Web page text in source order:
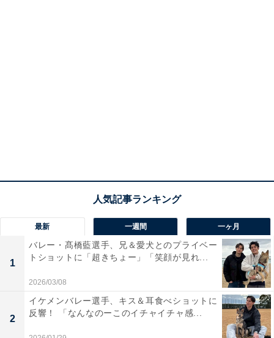
最新 一週間 一ヶ月
1
バレー・髙橋藍選手、兄＆愛犬とのプライベー
トショットに「超きちょー」「笑顔が見れ...
2026/03/08
2
イケメンバレー選手、キス＆耳食べショットに
反響！ 「なんなのーこのイチャイチャ感...